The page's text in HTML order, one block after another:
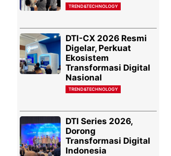
TREND&TECHNOLOGY
DTI-CX 2026 Resmi
Digelar, Perkuat
Ekosistem
Transformasi Digital
Nasional
TREND&TECHNOLOGY
DTI Series 2026,
Dorong
Transformasi Digital
Indonesia